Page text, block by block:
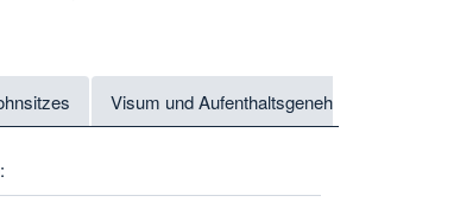
Visum und Aufenthaltsgenehmigung